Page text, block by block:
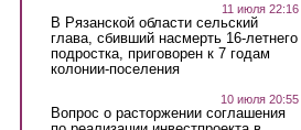
11 июля 22:16
В Рязанской области сельский
глава, сбивший насмерть 16-летнего
подростка, приговорен к 7 годам
колонии-поселения
10 июля 20:55
Вопрос о расторжении соглашения